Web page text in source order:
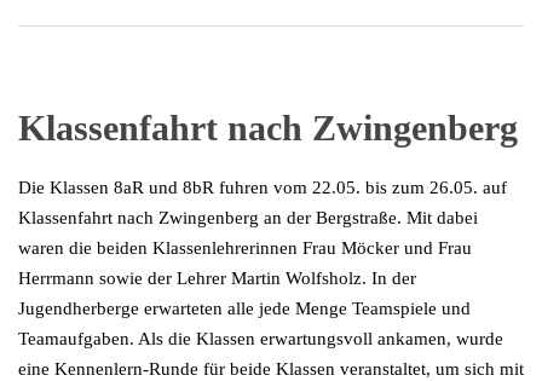
Klassenfahrt nach Zwingenberg
Die Klassen 8aR und 8bR fuhren vom 22.05. bis zum 26.05. auf
Klassenfahrt nach Zwingenberg an der Bergstraße. Mit dabei
waren die beiden Klassenlehrerinnen Frau Möcker und Frau
Herrmann sowie der Lehrer Martin Wolfsholz. In der
Jugendherberge erwarteten alle jede Menge Teamspiele und
Teamaufgaben. Als die Klassen erwartungsvoll ankamen, wurde
eine Kennenlern-Runde für beide Klassen veranstaltet, um sich mit